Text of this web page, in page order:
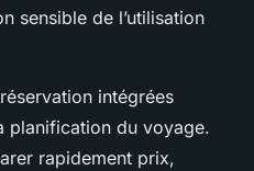
sensible de l’utilisation
intégrées
planification du voyage.
rapidement prix,